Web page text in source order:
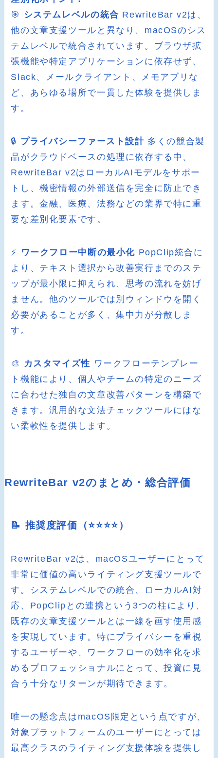
🎯
システムレベルの統合 RewriteBar v2は、
他の文章支援ツールと異なり、macOSのシス
テムレベルで統合されています。ブラウザ拡
張機能や特定アプリケーションに依存せず、
Slack、メールクライアント、メモアプリな
ど、あらゆる場所で一貫した体験を提供しま
す。
🔒 プライバシーファースト設計 多くの競合製
品がクラウドベースの処理に依存する中、
RewriteBar v2はローカルAIモデルをサポー
トし、機密情報の外部送信を完全に防止でき
ます。金融、医療、法務などの業界で特に重
要な差別化要素です。
⚡ ワークフロー中断の最小化 PopClip統合に
より、テキスト選択から改善実行までのステ
ップが最小限に抑えられ、思考の流れを妨げ
ません。他のツールでは別ウィンドウを開く
必要があることが多く、集中力が分散しま
す。
🎨 カスタマイズ性 ワークフローテンプレー
ト機能により、個人やチームの特定のニーズ
に合わせた独自の文章改善パターンを構築で
きます。汎用的な文法チェックツールにはな
い柔軟性を提供します。
RewriteBar v2のまとめ・総合評価
📝 推奨度評価（⭐️⭐️⭐️⭐️）
RewriteBar v2は、macOSユーザーにとって
非常に価値の高いライティング支援ツールで
す。システムレベルでの統合、ローカルAI対
応、PopClipとの連携という3つの柱により、
既存の文章支援ツールとは一線を画す使用感
を実現しています。特にプライバシーを重視
するユーザーや、ワークフローの効率化を求
めるプロフェッショナルにとって、投資に見
合う十分なリターンが期待できます。
唯一の懸念点はmacOS限定という点ですが、
対象プラットフォームのユーザーにとっては
最高クラスのライティング支援体験を提供し